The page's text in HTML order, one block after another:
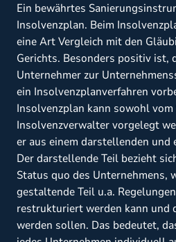
Ein bewährtes
Insolvenzplan. Beim
eine Art Vergleich mit den
Gerichts. Besonders positiv ist,
Unternehmer zur
ein Insolvenzplanverfahren
Insolvenzplan kann sowohl
Insolvenzverwalter vorgelegt
er aus einem darstellenden und
Der darstellende Teil bezieht
Status quo des Unternehmens,
gestaltende Teil u.a.
restrukturiert werden kann und
werden sollen. Das bedeutet,